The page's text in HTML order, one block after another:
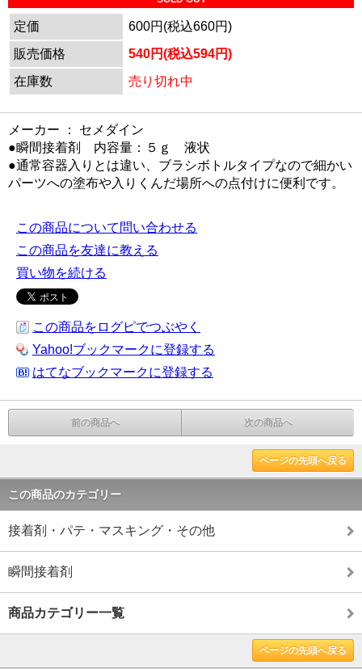
定価
600円(税込660円)
販売価格
540円(税込594円)
在庫数
売り切れ中
メーカー ： セメダイン
●瞬間接着剤 内容量：５ｇ 液状
●通常容器入りとは違い、ブラシボトルタイプなので細かい
パーツへの塗布や入りくんだ場所への点付けに便利です。
この商品について問い合わせる
この商品を友達に教える
買い物を続ける
この商品をログピでつぶやく
Yahoo!ブックマークに登録する
はてなブックマークに登録する
前の商品へ 次の商品へ
ページの先頭へ戻る
この商品のカテゴリー
接着剤・パテ・マスキング・その他
瞬間接着剤
商品カテゴリー一覧
ページの先頭へ戻る